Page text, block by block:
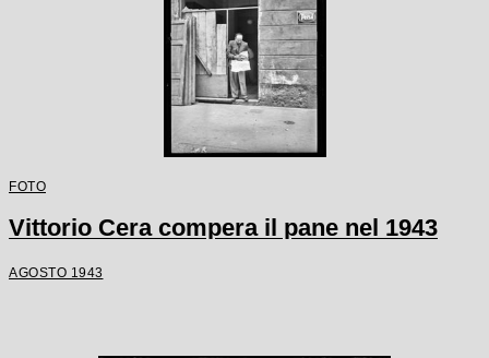
FOTO
Vittorio Cera compera il pane nel 1943
AGOSTO 1943